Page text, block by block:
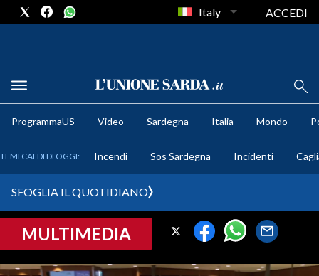
METEO
CRONACA SARDEGNA
Italy ACCEDI
ProgrammaUS Video Sardegna Italia Mondo
TEMI CALDI DI OGGI: Incendi Sos Sardegna Incidenti
SFOGLIA IL QUOTIDIANO
MULTIMEDIA